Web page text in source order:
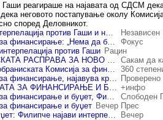
реагираше на најавата од СДСМ
неговото постапување околу
според Деловникот.
СДСМ најави кривична пријава и интерпелација против Гаши и нема да учествува во расправата за новото задолжување
Независен
СДСМ се повлекува од Комисијата за финансирање: „Нема да бидеме дел од брутално задолжување“
Фокус
против Гаши Рацин
СДСМ СЕ ПОВЛЕЧЕ ОД КОМИСИСКАТА РАСПРАВА ЗА НОВО ЗАДОЛЖУВАЊЕ ОД 260 МИЛИОНИ ЕВРА И НАЈАВИ КРИВИЧНА И ИНТЕРПЕЛАЦИЈА ЗА ГАШИ ЗАШТО ЈА ЗАОБИКОЛУВА ЛУКАРЕВСКА
Сакам да
Филипче: СДСМ се повлекува од собраниската Комисија за финансирање и буџет, нема да учествува во брутално задолжување на државата
360
СДСМ се повлекува од Комисијата за финансирање, најавува кривична за Гаши Проверено
СДСМ СЕ ПОВЛЕЧЕ ОД КОМИСИЈАТА ЗА ФИНАНСИРАЊЕ И БУЏЕТ Филипче најави кривична за Гаши бидејќи закажал седница без Лукаревска +инфо
СДСМ се повлекува од Комисијата за финансирање и буџет, Филипче најави и кривична пријава и интерпелација за Гаши
Слободен
финансирање и буџет Вечер Прес
СДСМ ја бојкотира Комисијата за буџет: Филипче најави интерпелација за Гаши поради кршење на Деловникот
Вечер